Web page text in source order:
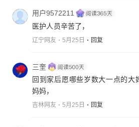
用户9572211
医护人员辛苦了，
辽宁网友 5月25日 回复
三奎
回到家后愿哪些岁数大一点的大
妈妈，
吉林网友 5月25日 回复